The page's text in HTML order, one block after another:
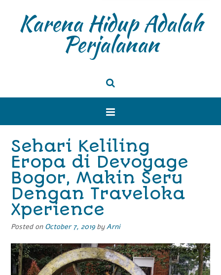
Karena Hidup Adalah
Perjalanan
Sehari Keliling
Eropa di Devoyage
Bogor, Makin Seru
Dengan Traveloka
Xperience
Posted on October 7, 2019byArni